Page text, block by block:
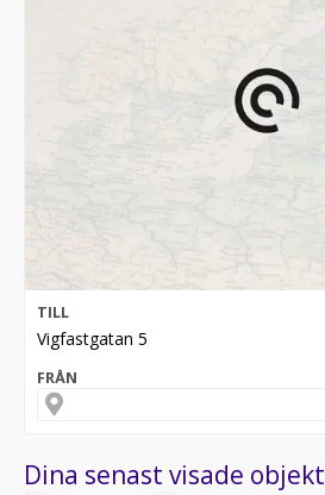
TILL
Vigfastgatan 5
FRÅN
Dina senast visade objekt